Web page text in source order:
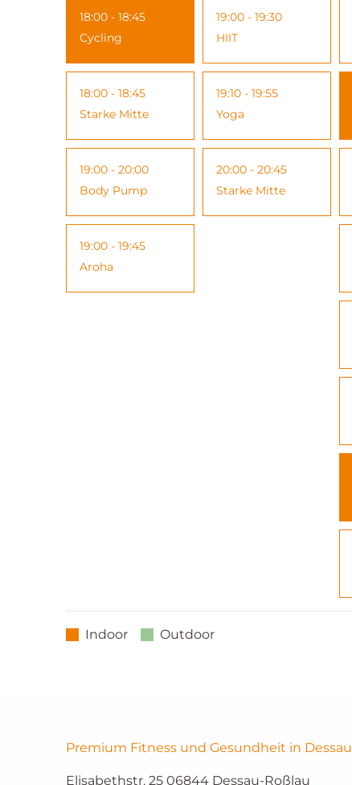
18:00 - 18:45
Cycling
18:00 - 18:45
Starke Mitte
19:00 - 20:00
Body Pump
19:00 - 19:45
Aroha
19:00 - 19:30
HIIT
19:10 - 19:55
Yoga
20:00 - 20:45
Starke Mitte
Indoor Outdoor
Premium Fitness und Gesundheit in Dessau
Elisabethstr. 25 06844 Dessau-Roßlau